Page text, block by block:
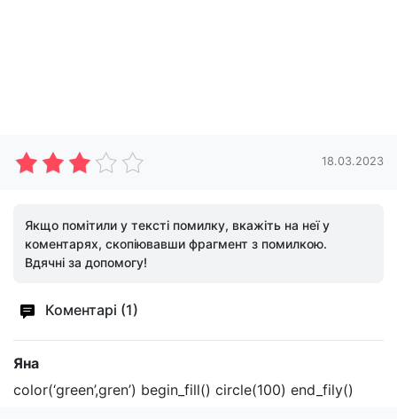
18.03.2023
Якщо помітили у тексті помилку, вкажіть на неї у
коментарях, скопіювавши фрагмент з помилкою.
Вдячні за допомогу!
Коментарі (1)
Яна
color(‘green’,gren’) begin_fill() circle(100) end_fily()